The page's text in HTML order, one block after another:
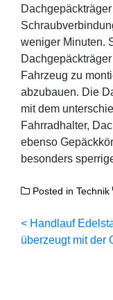
weniger Minuten.
Fahrzeug zu
abzubauen. Die
mit dem
Fahrradhalter,
ebenso
besonders
Posted in Technik
Handlauf
überzeugt mit der